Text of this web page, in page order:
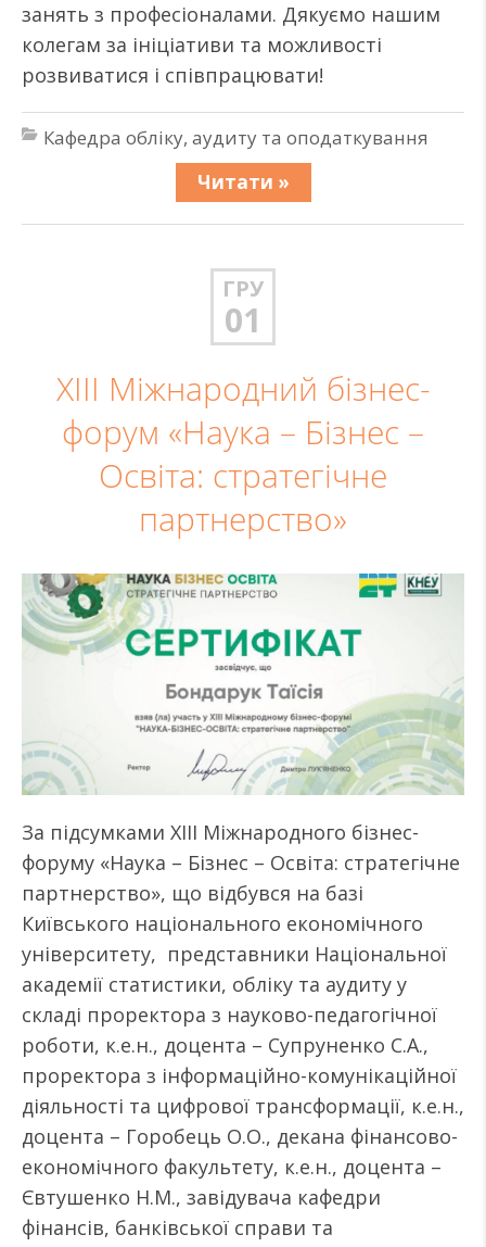
занять з професіоналами. Дякуємо нашим
колегам за ініціативи та можливості
розвиватися і співпрацювати!
Кафедра обліку, аудиту та оподаткування
Читати »
ГРУ
01
XIII Міжнародний бізнес-
форум «Наука – Бізнес –
Освіта: стратегічне
партнерство»
За підсумками XIII Міжнародного бізнес-
форуму «Наука – Бізнес – Освіта: стратегічне
партнерство», що відбувся на базі
Київського національного економічного
університету, представники Національної
академії статистики, обліку та аудиту у
складі проректора з науково-педагогічної
роботи, к.е.н., доцента – Супруненко С.А.,
проректора з інформаційно-комунікаційної
діяльності та цифрової трансформації, к.е.н.,
доцента – Горобець О.О., декана фінансово-
економічного факультету, к.е.н., доцента –
Євтушенко Н.М., завідувача кафедри
фінансів, банківської справи та